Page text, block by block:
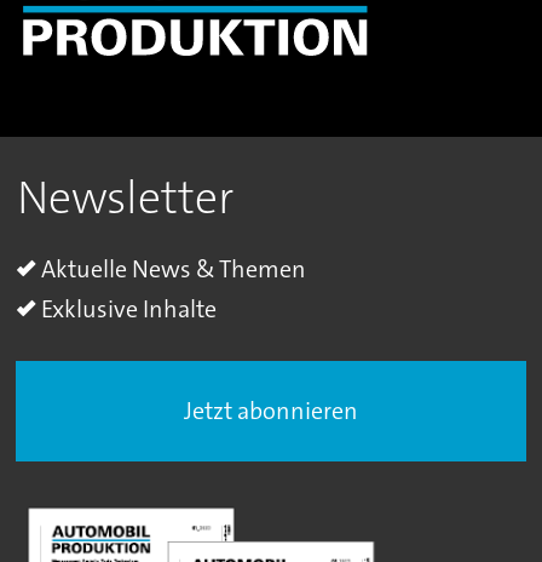
Newsletter
Aktuelle News & Themen
Exklusive Inhalte
Jetzt abonnieren